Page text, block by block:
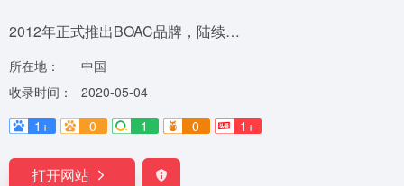
2012年正式推出BOAC品牌，陆续…
所在地：
中国
收录时间：
2020-05-04
1+
0 1 0 1+
打开网站